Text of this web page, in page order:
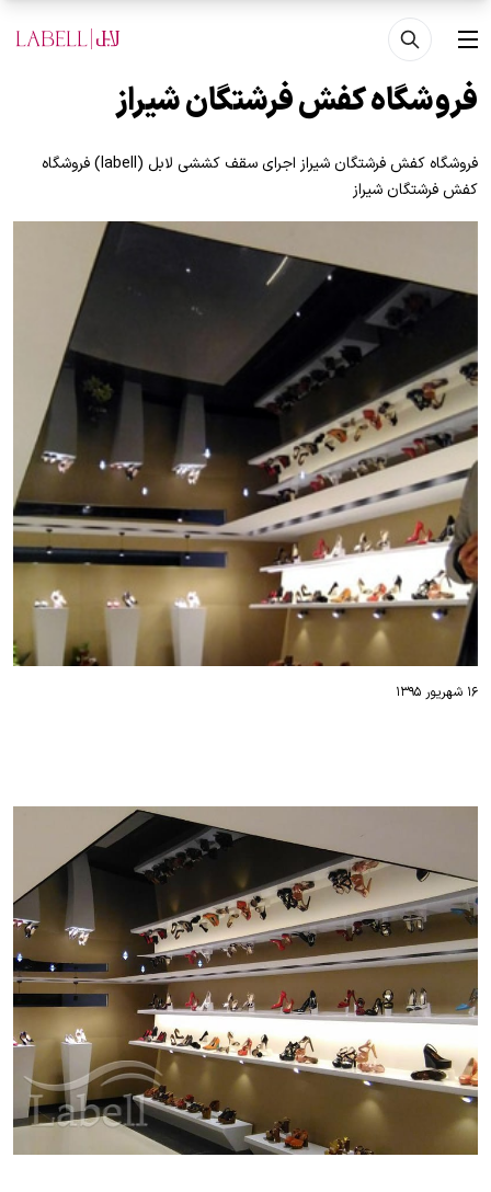
رفتن به محتوای اصلی
منو
فروشگاه کفش فرشتگان شیراز
فروشگاه کفش فرشتگان شیراز اجرای سقف کششی لابل (labell) فروشگاه
کفش فرشتگان شیراز
۱۶ شهریور ۱۳۹۵